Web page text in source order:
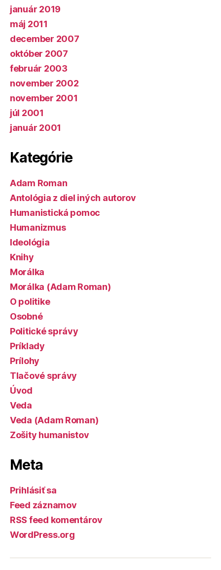
január 2019
máj 2011
december 2007
október 2007
február 2003
november 2002
november 2001
júl 2001
január 2001
Kategórie
Adam Roman
Antológia z diel iných autorov
Humanistická pomoc
Humanizmus
Ideológia
Knihy
Morálka
Morálka (Adam Roman)
O politike
Osobné
Politické správy
Príklady
Prílohy
Tlačové správy
Úvod
Veda
Veda (Adam Roman)
Zošity humanistov
Meta
Prihlásiť sa
Feed záznamov
RSS feed komentárov
WordPress.org